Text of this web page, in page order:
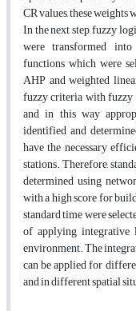
CR values, these weights
In the next step, fuzzy
were transformed
functions which were
AHP and weighted
fuzzy criteria with fuzzy
and in this way
identified and
have the necessary
stations. Therefore,
determined using
with a high score for
standard time were
of applying
environment. The
can be applied for
and in different spatial